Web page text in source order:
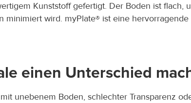
Kunststoff gefertigt. Der Boden ist
minimiert wird. myPlate® ist eine
einen Unterschied
unebenem Boden, schlechter Transparenz